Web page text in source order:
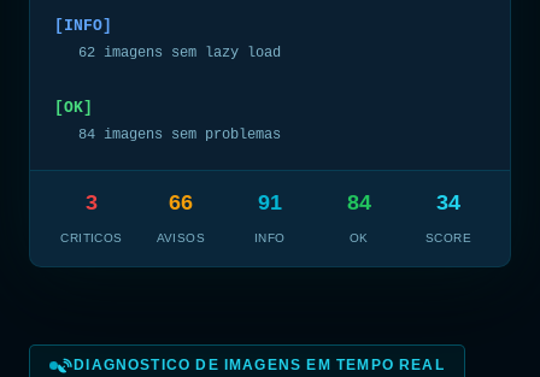
DIAGNOSTICO DE IMAGENS EM TEMPO REAL
[INFO]
62 imagens sem lazy load
[OK]
84 imagens sem problemas
3
CRITICOS
66
AVISOS
91
INFO
84
OK
34
SCORE